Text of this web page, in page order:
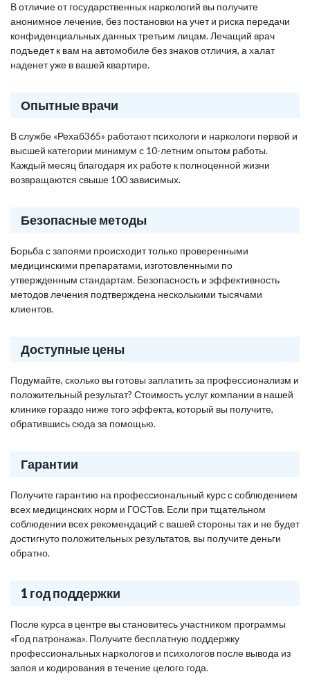
В отличие от государственных наркологий вы получите
анонимное лечение, без постановки на учет и риска передачи
конфиденциальных данных третьим лицам. Лечащий врач
подъедет к вам на автомобиле без знаков отличия, а халат
наденет уже в вашей квартире.
Опытные врачи
В службе «Рехаб365» работают психологи и наркологи первой и
высшей категории минимум с 10-летним опытом работы.
Каждый месяц благодаря их работе к полноценной жизни
возвращаются свыше 100 зависимых.
Безопасные методы
Борьба с запоями происходит только проверенными
медицинскими препаратами, изготовленными по
утвержденным стандартам. Безопасность и эффективность
методов лечения подтверждена несколькими тысячами
клиентов.
Доступные цены
Подумайте, сколько вы готовы заплатить за профессионализм и
положительный результат? Стоимость услуг компании в нашей
клинике гораздо ниже того эффекта, который вы получите,
обратившись сюда за помощью.
Гарантии
Получите гарантию на профессиональный курс с соблюдением
всех медицинских норм и ГОСТов. Если при тщательном
соблюдении всех рекомендаций с вашей стороны так и не будет
достигнуто положительных результатов, вы получите деньги
обратно.
1 год поддержки
После курса в центре вы становитесь участником программы
«Год патронажа». Получите бесплатную поддержку
профессиональных наркологов и психологов после вывода из
запоя и кодирования в течение целого года.